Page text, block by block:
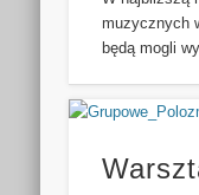
muzycznych
będą mogli